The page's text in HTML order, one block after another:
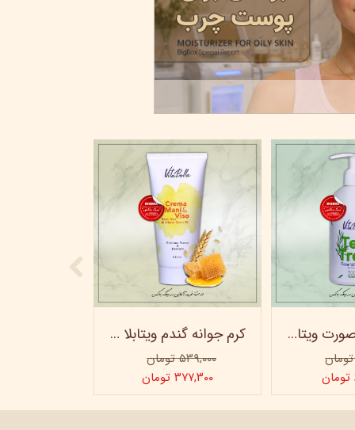
کرم جوانه گندم ویتابلا - تیوپی 60 میلی‌ لیتر
۵۳۹,۰۰۰ تومان
۳۷۷,۳۰۰ تومان
ژل شستشو صورت ویتابلا - 300 میلی لیتر